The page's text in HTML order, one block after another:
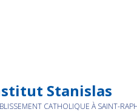
Stanislas
CATHOLIQUE À SAINT-